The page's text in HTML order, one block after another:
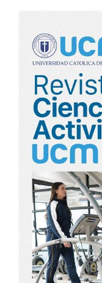
artículo